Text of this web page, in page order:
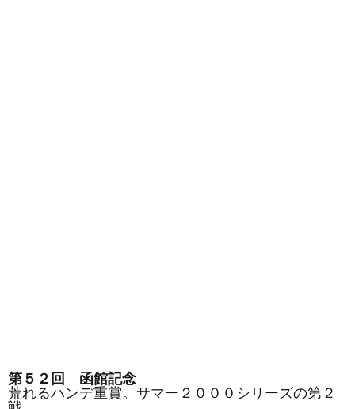
第５２回 函館記念
荒れるハンデ重賞。サマー２０００シリーズの第２